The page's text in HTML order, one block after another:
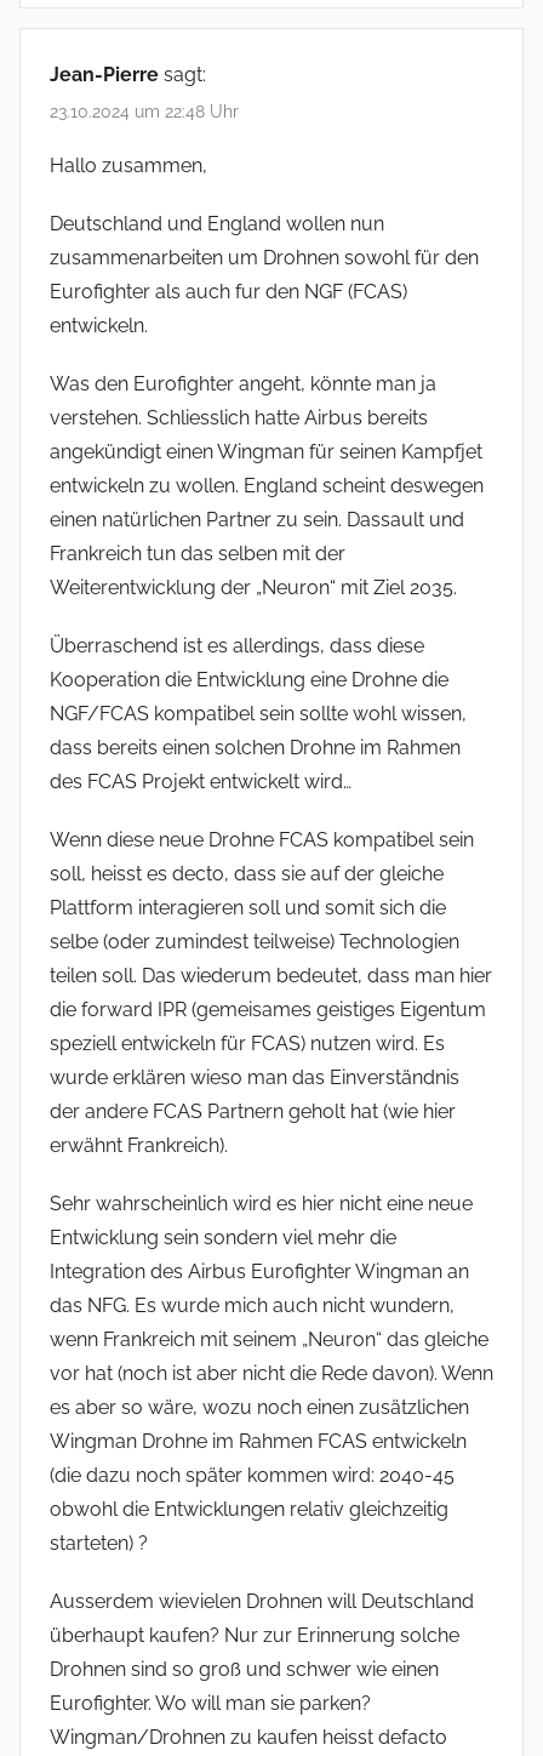
Jean-Pierre sagt:
23.10.2024 um 22:48 Uhr
Hallo zusammen,
Deutschland und England wollen nun
zusammenarbeiten um Drohnen sowohl für den
Eurofighter als auch fur den NGF (FCAS)
entwickeln.
Was den Eurofighter angeht, könnte man ja
verstehen. Schliesslich hatte Airbus bereits
angekündigt einen Wingman für seinen Kampfjet
entwickeln zu wollen. England scheint deswegen
einen natürlichen Partner zu sein. Dassault und
Frankreich tun das selben mit der
Weiterentwicklung der „Neuron“ mit Ziel 2035.
Überraschend ist es allerdings, dass diese
Kooperation die Entwicklung eine Drohne die
NGF/FCAS kompatibel sein sollte wohl wissen,
dass bereits einen solchen Drohne im Rahmen
des FCAS Projekt entwickelt wird…
Wenn diese neue Drohne FCAS kompatibel sein
soll, heisst es decto, dass sie auf der gleiche
Plattform interagieren soll und somit sich die
selbe (oder zumindest teilweise) Technologien
teilen soll. Das wiederum bedeutet, dass man hier
die forward IPR (gemeisames geistiges Eigentum
speziell entwickeln für FCAS) nutzen wird. Es
wurde erklären wieso man das Einverständnis
der andere FCAS Partnern geholt hat (wie hier
erwähnt Frankreich).
Sehr wahrscheinlich wird es hier nicht eine neue
Entwicklung sein sondern viel mehr die
Integration des Airbus Eurofighter Wingman an
das NFG. Es wurde mich auch nicht wundern,
wenn Frankreich mit seinem „Neuron“ das gleiche
vor hat (noch ist aber nicht die Rede davon). Wenn
es aber so wäre, wozu noch einen zusätzlichen
Wingman Drohne im Rahmen FCAS entwickeln
(die dazu noch später kommen wird: 2040-45
obwohl die Entwicklungen relativ gleichzeitig
starteten) ?
Ausserdem wievielen Drohnen will Deutschland
überhaupt kaufen? Nur zur Erinnerung solche
Drohnen sind so groß und schwer wie einen
Eurofighter. Wo will man sie parken?
Wingman/Drohnen zu kaufen heisst defacto